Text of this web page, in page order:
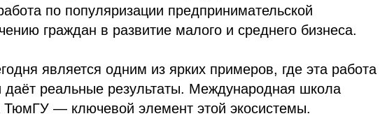
по популяризации предпринимательской
граждан в развитие малого и среднего бизнеса.
является одним из ярких примеров, где эта работа
даёт реальные результаты. Международная школа
ТюмГУ — ключевой элемент этой экосистемы.